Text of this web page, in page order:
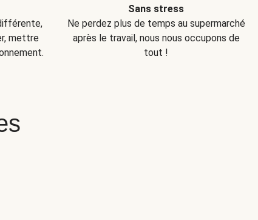
mettre
Sans stress
Ne perdez plus de temps au supermarché
après le travail, nous nous occupons de
tout !